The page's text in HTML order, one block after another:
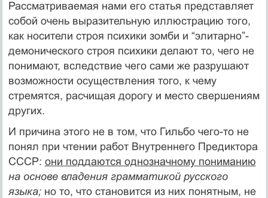
Рассматриваемая нами его статья представляет
собой очень выразительную иллюстрацию того,
как носители строя психики зомби и “элитарно”-
демонического строя психики делают то, чего не
понимают, вследствие чего сами же разрушают
возможности осуществления того, к чему
стремятся, расчищая дорогу и место свершениям
других.
И причина этого не в том, что Гильбо чего-то не
понял при чтении работ Внутреннего Предиктора
СССР: они поддаются однозначному пониманию
на основе владения грамматикой русского
языка;но то, что становится из них понятным, не